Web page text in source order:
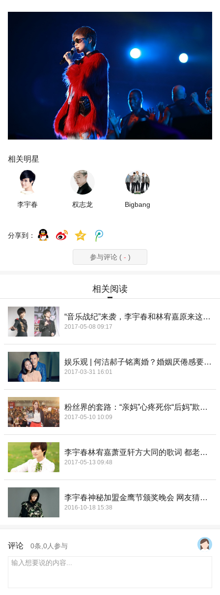
相关明星
李宇春 权志龙 Bigbang
分享到：
参与评论 (- )
相关阅读
“音乐战纪”来袭，李宇春和林宥嘉原来这么搭！
2017-05-08 09:17
娱乐观 | 何洁郝子铭离婚？婚姻厌倦感要如何面对
2017-03-31 16:01
粉丝界的套路：“亲妈”心疼死你“后妈”欺负死你
2017-05-10 10:09
李宇春林宥嘉萧亚轩方大同的歌词 都老扎心了！
2017-05-13 09:48
李宇春神秘加盟金鹰节颁奖晚会 网友猜测或当主持人
2016-10-18 15:38
评论 0条, 0人参与
输入想要说的内容...